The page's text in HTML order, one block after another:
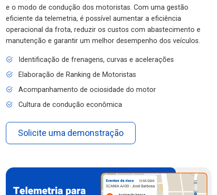
e o modo de condução dos motoristas. Com uma gestão
eficiente da telemetria, é possível aumentar a eficiência
operacional da frota, reduzir os custos com abastecimento e
manutenção e garantir um melhor desempenho dos veículos.
Identificação de frenagens, curvas e acelerações
Elaboração de Ranking de Motoristas
Acompanhamento de ociosidade do motor
Cultura de condução econômica
Solicite uma demonstração